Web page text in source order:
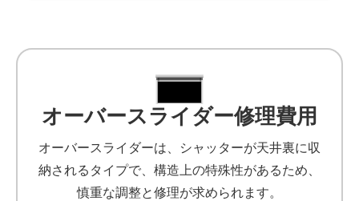
オーバースライダー修理費用
オーバースライダーは、シャッターが天井裏に収
納されるタイプで、構造上の特殊性があるため、
慎重な調整と修理が求められます。